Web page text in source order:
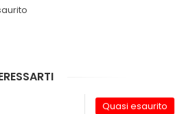
Quasi esaurito